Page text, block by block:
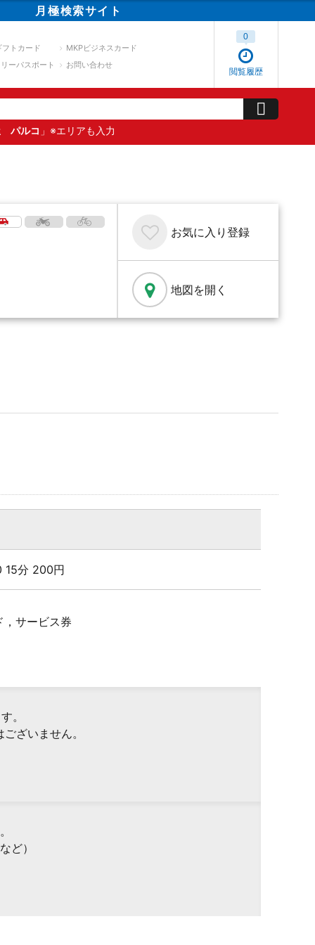
月極検索サイト
フトカード
MKPビジネスカード
ーパスポート
お問い合わせ
閲覧履歴
0
パルコ 」※エリアも入力
お気に入り 登録
地図を開く
分 200円
サービス券
。
ざいません。
ど）